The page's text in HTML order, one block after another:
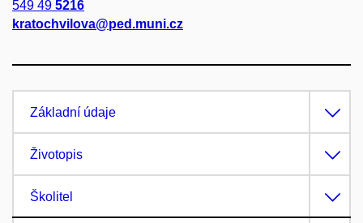
549 49 5216
kratochvilova@ped.muni.cz
Základní údaje
Životopis
Školitel